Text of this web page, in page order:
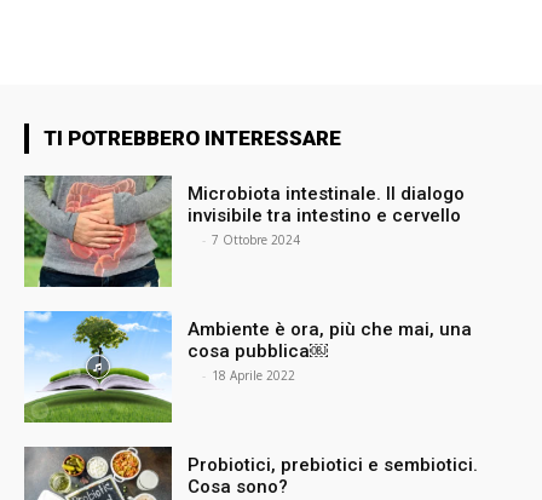
TI POTREBBERO INTERESSARE
Microbiota intestinale. Il dialogo
invisibile tra intestino e cervello
- 7 Ottobre 2024
Ambiente è ora, più che mai, una
cosa pubblica￼
- 18 Aprile 2022
Probiotici, prebiotici e sembiotici.
Cosa sono?